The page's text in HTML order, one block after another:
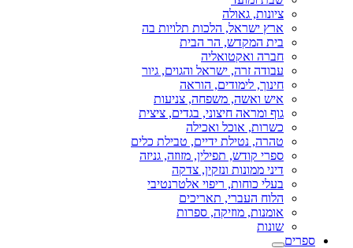
ציונות, גאולה
ארץ ישראל, הלכות תלויות בה
בית המקדש, הר הבית
חברה ואקטואליה
עבודה זרה, ישראל והגוים, גיור
חינוך, לימודים, הוראה
איש ואשה, משפחה, צניעות
גוף ומראה חיצוני, בגדים, ציצית
כשרות, אוכל ואכילה
טהרה, נטילת ידיים, טבילת כלים
ספרי קודש, תפילין, מזוזה, גניזה
דיני ממונות ונזקין, צדקה
בעלי כוחות, ריפוי אלטרנטיבי
הלוח העברי, תאריכים
אומנות, מוזיקה, ספרות
שונות
ספרים